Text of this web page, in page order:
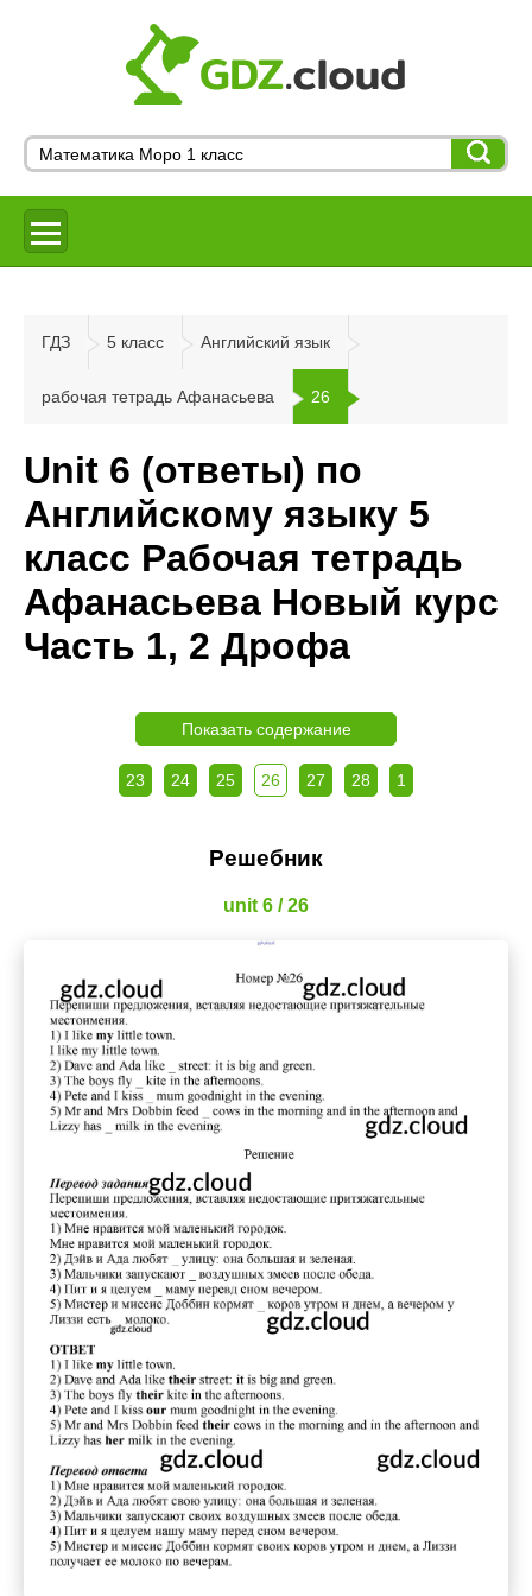
ГДЗ 5 класс Английский язык
рабочая тетрадь Афанасьева 26
Unit 6 (ответы) по
Английскому языку 5
класс Рабочая тетрадь
Афанасьева Новый курс
Часть 1, 2 Дрофа
Показать содержание
23 24 25 26 27 28 1
Решебник
unit 6 / 26